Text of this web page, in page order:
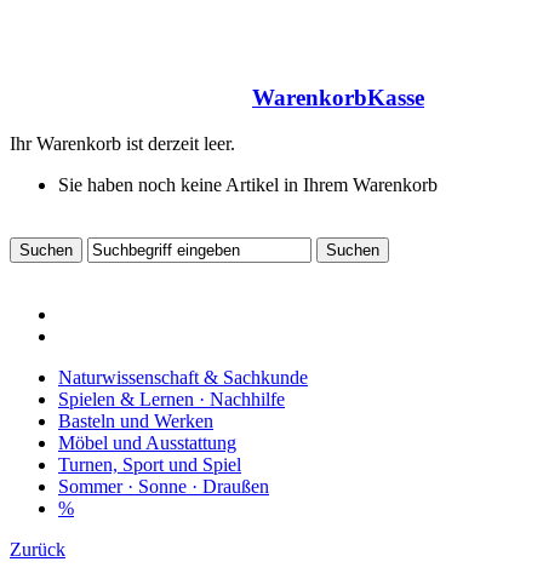
WarenkorbKasse
Ihr Warenkorb ist derzeit leer.
Sie haben noch keine Artikel in Ihrem Warenkorb
Naturwissenschaft & Sachkunde
Spielen & Lernen · Nachhilfe
Basteln und Werken
Möbel und Ausstattung
Turnen, Sport und Spiel
Sommer · Sonne · Draußen
%
Zurück